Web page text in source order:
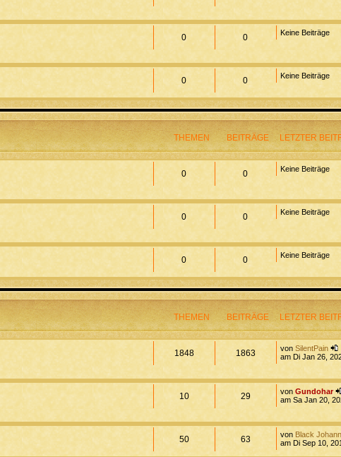
0 0 Keine Beiträge
0 0 Keine Beiträge
THEMEN BEITRÄGE LETZTER
0 0 Keine Beiträge
0 0 Keine Beiträge
0 0 Keine Beiträge
THEMEN BEITRÄGE LETZTER
1848 1863 von SilentPain
am Di Jan 26,
10 29 von Gundohar
am Sa Jan 20,
50 63 von Black
am Di Sep 10,